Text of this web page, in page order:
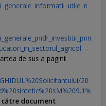
–
de sus a paginii
20
document